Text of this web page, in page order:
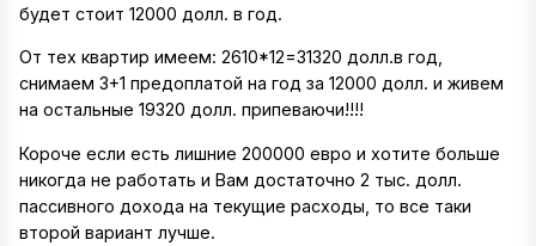
будет стоит 12000 долл. в год.
От тех квартир имеем: 2610*12=31320 долл.в год,
снимаем 3+1 предоплатой на год за 12000 долл. и живем
на остальные 19320 долл. припеваючи!!!!
Короче если есть лишние 200000 евро и хотите больше
никогда не работать и Вам достаточно 2 тыс. долл.
пассивного дохода на текущие расходы, то все таки
второй вариант лучше.